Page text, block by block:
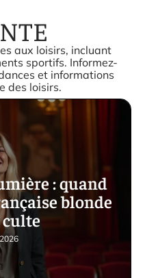
aux loisirs, incluant
sportifs. Informez-
et informations
des loisirs.
: quand
blonde